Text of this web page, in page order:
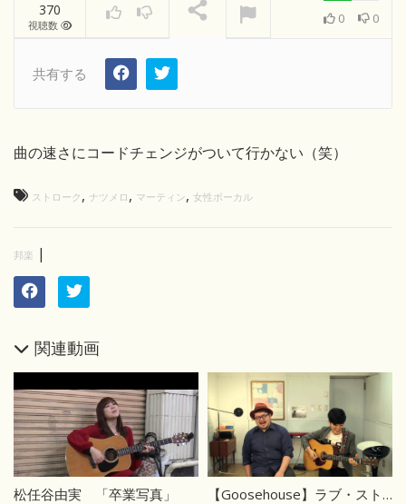
370
視聴数 0 0
共有する
曲の速さにコードチェンジがついて行かない（笑）
ストローク , ナツメロ , マーティン, 女性ボーカル
邦楽 |
関連動画
松任谷由実 「卒業写真」 【Goosehouse】ラブ・ストーリーは突然に／小田和正（Cover）ジョニー+マシュー